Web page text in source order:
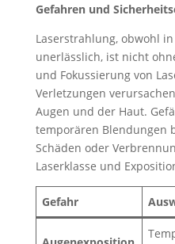
Gefahren und
Laserstrahlung, obwohl
unerlässlich, ist nicht
und Fokussierung von
Verletzungen
Augen und der Haut.
temporären Blendungen
Schäden oder
Laserklasse und
Gefahr